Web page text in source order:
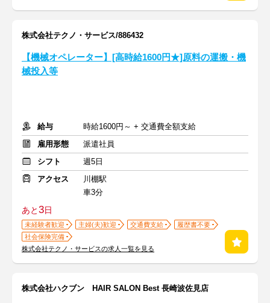
株式会社テクノ・サービス/886432
【機械オペレーター】[高時給1600円★]原料の運搬・機
械投入等
給与
時給1600円～ + 交通費全額支給
雇用形態
派遣社員
シフト
週5日
アクセス
川棚駅
車3分
あと3日
未経験者歓迎 主婦(夫)歓迎 交通費支給
履歴書不要
社会保険完備
株式会社テクノ・サービスの求人一覧を見る
株式会社ハクブン HAIR SALON Best 長崎波佐見店